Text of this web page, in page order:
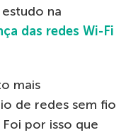
na
das redes Wi-Fi
mais
de redes sem fio
por isso que